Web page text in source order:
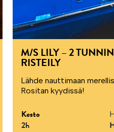
M/S LILY – 2
RISTEILY
Lähde nauttimaan
Rositan kyydissä!
Kesto
2h